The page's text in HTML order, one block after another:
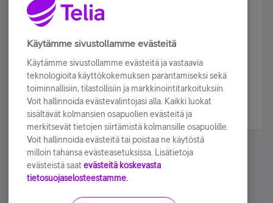
Älä jää paitsi – osallistu ja voita!
Tilaa Telian uutiskirje ja olet mukana arvonnassa.
sähköpostiisi.
Tilaa nyt
Käytämme sivustollamme evästeitä
Käytämme sivustollamme evästeitä ja vastaavia
teknologioita käyttökokemuksen parantamiseksi sekä
toiminnallisiin, tilastollisiin ja markkinointitarkoituksiin.
Voit hallinnoida evästevalintojasi alla. Kaikki luokat
sisältävät kolmansien osapuolien evästeitä ja
merkitsevät tietojen siirtämistä kolmansille osapuolille.
Voit hallinnoida evästeitä tai poistaa ne käytöstä
milloin tahansa evästeasetuksissa. Lisätietoja
evästeistä saat evästeitä koskevasta
tietosuojaselosteestamme.